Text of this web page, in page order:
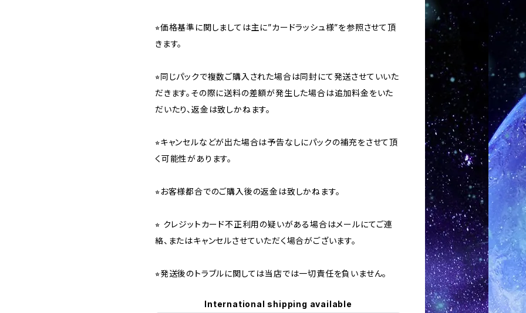
⭐︎価格基準に関しましては主に”カードラッシュ様”を参照させて頂
きます。
⭐︎同じパックで複数ご購入された場合は同封にて発送させていいた
だきます。その際に送料の差額が発生した場合は追加料金をいた
だいたり、返金は致しかねます。
⭐︎キャンセルなどが出た場合は予告なしにパックの補充をさせて頂
く可能性があります。
⭐︎お客様都合でのご購入後の返金は致しかねます。
⭐︎ クレジットカード不正利用の疑いがある場合はメールにてご連
絡、またはキャンセルさせていただく場合がございます。
⭐︎発送後のトラブルに関しては当店では一切責任を負いません。
International shipping available